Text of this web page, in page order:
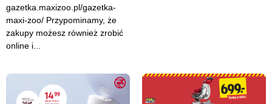
gazetka.maxizoo.pl/gazetka-
maxi-zoo/ Przypominamy, że
zakupy możesz również zrobić
online i...